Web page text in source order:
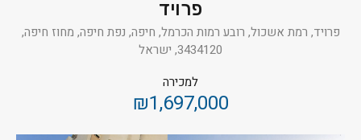
פרויד
פרויד, רמת אשכול, רובע רמות הכרמל, חיפה, נפת חיפה, מחוז חיפה,
3434120, ישראל
למכירה
₪1,697,000